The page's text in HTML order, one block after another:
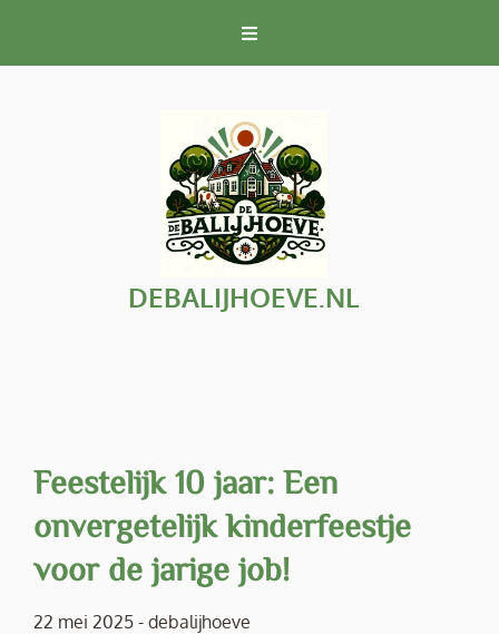
inhoud
DEBALIJHOEVE.NL
Feestelijk 10 jaar: Een
onvergetelijk kinderfeestje
voor de jarige job!
22 mei 2025 - debalijhoeve